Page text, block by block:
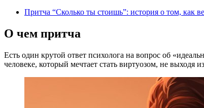
Притча “Сколько ты стоишь”: история о том, как
О чем притча
Есть один крутой ответ психолога на вопрос об
человеке, который мечтает стать виртуозом, не выходя